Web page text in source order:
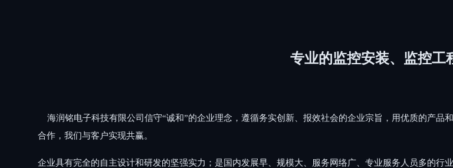
专业的监控安装、监控工
海润铭电子科技有限公司信守“诚和”的企业理念，遵循务实创新、报效社会的企业宗旨，用优质的产品
合作，我们与客户实现共赢。
企业具有完全的自主设计和研发的坚强实力；是国内发展早、规模大、服务网络广、专业服务人员多的